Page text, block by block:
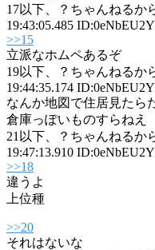
17以下、？ちゃんねるか
19:43:05.485
>>15
立派なホムペあるぞ
19以下、？ちゃんねるか
19:44:35.174
なんか地図で住居見たら
倉庫っぽいものすらねえ
21 以下、？ちゃんねるか
19:47:13.910
>>18
違うよ
上位種
>>20
それはないな